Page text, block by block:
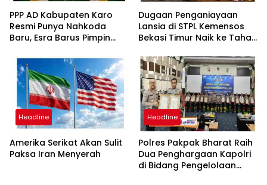
PPP AD Kabupaten Karo
Resmi Punya Nahkoda
Baru, Esra Barus Pimpin
Dugaan Penganiayaan
Lansia di STPL Kemensos
Bekasi Timur Naik ke Tahap
Minta Proses Transparan
dan Bebas Intervensi
Headline
Amerika Serikat Akan Sulit
Paksa Iran Menyerah
Headline
Polres Pakpak Bharat Raih
Dua Penghargaan Kapolri
di Bidang Pengelolaan